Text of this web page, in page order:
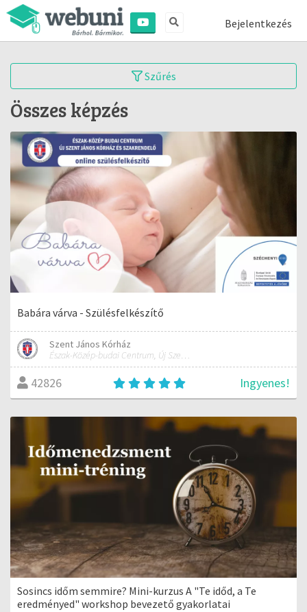
Bejelentkezés
Szűrés
Összes képzés
Babára várva - Szülésfelkészítő
Szent János Kórház
Észak-Közép-budai Centrum, Új Szent János Kórház és Szakrendelő
42826 Ingyenes!
Sosincs időm semmire? Mini-kurzus A "Te időd, a Te
eredményed" workshop bevezető gyakorlatai